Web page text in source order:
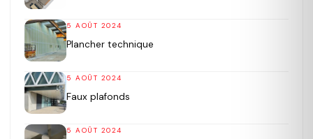
5 AOÛT 2024
Plancher technique
5 AOÛT 2024
Faux plafonds
5 AOÛT 2024